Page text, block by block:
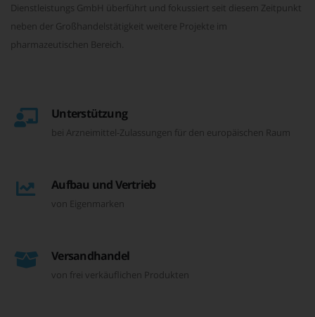
Dienstleistungs GmbH überführt und fokussiert seit diesem Zeitpunkt
neben der Großhandelstätigkeit weitere Projekte im
pharmazeutischen Bereich.
Unterstützung
bei Arzneimittel-Zulassungen für den europäischen Raum
Aufbau und Vertrieb
von Eigenmarken
Versandhandel
von frei verkäuflichen Produkten